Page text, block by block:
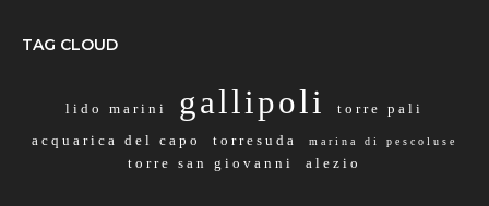
TAG CLOUD
lido marini gallipoli
torre pali
acquarica del capo
torresuda marina di pescoluse
torre san giovanni alezio